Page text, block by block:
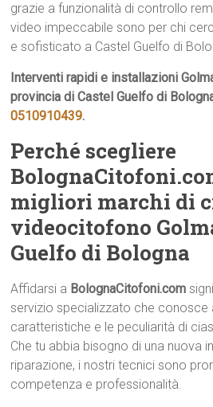
grazie a funzionalità di controllo
video impeccabile sono per chi
e sofisticato a Castel Guelfo di
Interventi rapidi e installazioni
provincia di Castel Guelfo di
0510910439.
Perché scegliere
migliori marchi di
videocitofono
Guelfo di Bologna
Affidarsi a BolognaCitofoni.com
servizio specializzato che conosce
caratteristiche e le peculiarità di
Che tu abbia bisogno di una nuova
riparazione, i nostri tecnici sono
competenza e professionalità.